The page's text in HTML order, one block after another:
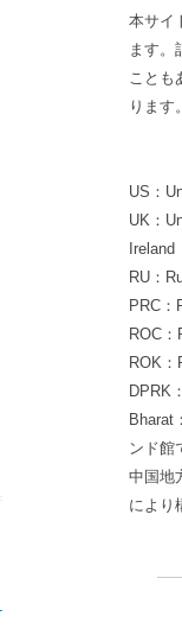
本サイ
ます。
ことも
ります。
US：
UK：
Ireland
RU：
PRC：
ROC
ROK
DPRK
Bharat
ンド館
中国地
により